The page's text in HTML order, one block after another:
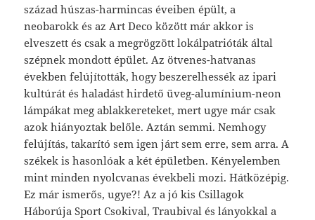
század húszas-harmincas éveiben épült, a
neobarokk és az Art Deco között már akkor is
elveszett és csak a megrögzött lokálpatrióták által
szépnek mondott épület. Az ötvenes-hatvanas
években felújították, hogy beszerelhessék az ipari
kultúrát és haladást hirdető üveg-alumínium-neon
lámpákat meg ablakkereteket, mert ugye már csak
azok hiányoztak belőle. Aztán semmi. Nemhogy
felújítás, takarító sem igen járt sem erre, sem arra. A
székek is hasonlóak a két épületben. Kényelemben
mint minden nyolcvanas évekbeli mozi. Hátközépig.
Ez már ismerős, ugye?! Az a jó kis Csillagok
Háborúja Sport Csokival, Traubival és lányokkal a